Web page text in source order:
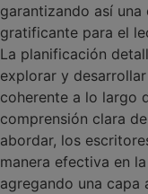
garantizando así
gratificante para el
La planificación
explorar y
coherente a lo largo
comprensión clara
abordar, los
manera efectiva en
agregando una